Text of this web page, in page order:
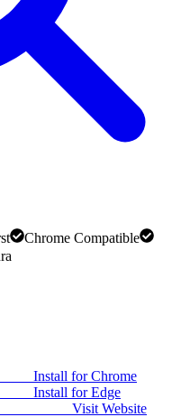
Chrome Compatible
Install for Chrome
Install for Edge
Visit Website